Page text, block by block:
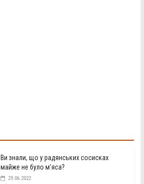
Ви знали, що у радянських сосисках
майже не було м’яса?
29.06.2022